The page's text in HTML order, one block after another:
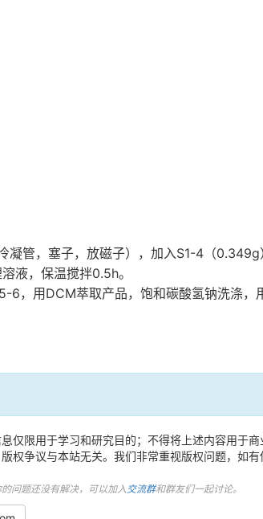
凝管，塞子，放磁子），加入S1-4 （0.349g
液，保温搅拌0.5h。
6，用 DCM萃取产品，饱和碳酸氢钠洗涤，
仅限用于学习和研究目的；不得将上述内容用于
权争议与本站无关。我们非常重视版权问题，如
问题还没有解决，可以加入交流群和群友们一起讨论。